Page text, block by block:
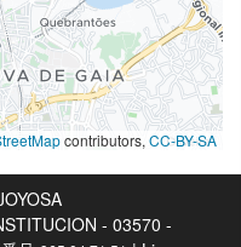
contributors, CC-BY-SA
- 03570 -